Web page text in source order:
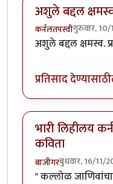
अशुले बद्दल
कर्नलतपस्वीगुरुवार, 10/
अशुले बद्दल क्षमस्व.
प्रतिसाद देण्यासाठी
भारी लिहीलय
कविता
बाजीगरबुधवार, 16/11/
" कल्लोळ